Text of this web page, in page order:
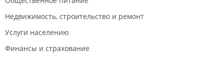
Недвижимость, строительство и ремонт
Услуги населению
Финансы и страхование